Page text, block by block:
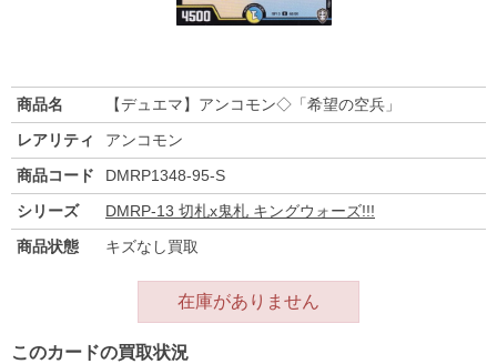
商品名
【デュエマ】アンコモン◇「希望の空兵」
レアリティ
アンコモン
商品コード
DMRP1348-95-S
シリーズ
DMRP-13 切札x鬼札 キングウォーズ!!!
商品状態
キズなし買取
在庫がありません
このカードの買取状況